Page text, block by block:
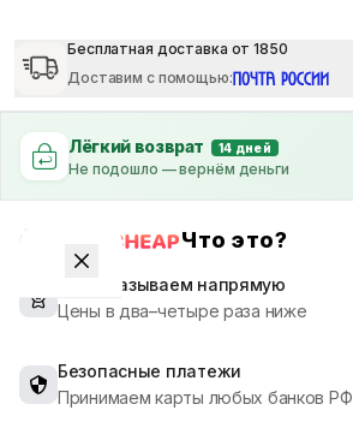
Бесплатная доставка от 1850
Доставим с помощью:
Лёгкий возврат 14 дней
Не подошло — вернём деньги
Что это?
Мы заказываем напрямую
Цены в два–четыре раза ниже
Безопасные платежи
Принимаем карты любых банков РФ